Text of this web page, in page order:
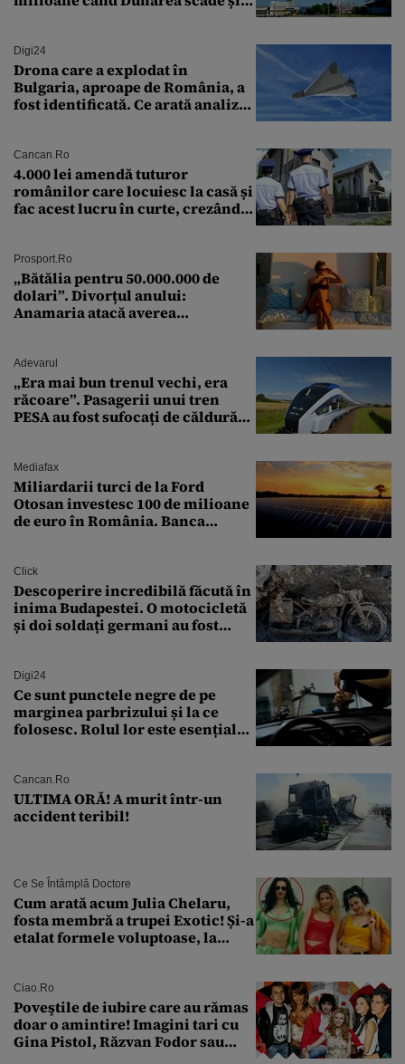
Digi24
Drona care a explodat în
Bulgaria, aproape de România, a
fost identificată. Ce arată analiza
Cancan.ro
4.000 lei amendă tuturor
românilor care locuiesc la casă și
fac acest lucru în curte, crezând
Prosport.ro
„Bătălia pentru 50.000.000 de
dolari”. Divorțul anului:
Anamaria atacă averea
Adevarul
„Era mai bun trenul vechi, era
răcoare”. Pasagerii unui tren
PESA au fost sufocați de căldură
Mediafax
Miliardarii turci de la Ford
Otosan investesc 100 de milioane
de euro în România. Banca
Click
Descoperire incredibilă făcută în
inima Budapestei. O motocicletă
și doi soldați germani au fost
Digi24
Ce sunt punctele negre de pe
marginea parbrizului și la ce
folosesc. Rolul lor este esențial
Cancan.ro
ULTIMA ORĂ! A murit într-un
accident teribil!
Ce Se Întâmplă Doctore
Cum arată acum Julia Chelaru,
fosta membră a trupei Exotic! Și-a
etalat formele voluptoase, la
Ciao.ro
Poveştile de iubire care au rămas
doar o amintire! Imagini tari cu
Gina Pistol, Răzvan Fodor sau